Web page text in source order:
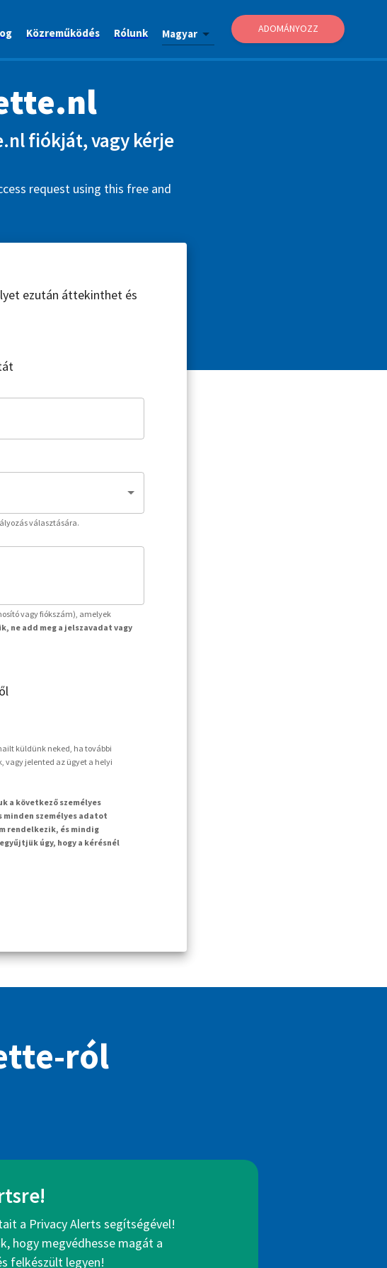
Közreműködés Rólunk Magyar ADOMÁNYOZZ
fiókját, vagy kérje
request using this free and
ezután áttekinthet és
választására.
vagy fiókszám), amelyek
ne add meg a jelszavadat vagy
küldünk neked, ha további
vagy jelented az ügyet a helyi
a következő személyes
minden személyes adatot
rendelkezik, és mindig
úgy, hogy a kérésnél
ról
a Privacy Alerts segítségével!
hogy megvédhesse magát a
felkészült legyen!